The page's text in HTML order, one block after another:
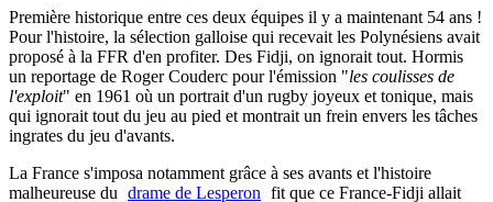
Première historique entre ces deux équipes il y a maintenant 54 ans !
Pour l'histoire, la sélection galloise qui recevait les Polynésiens avait
proposé à la FFR d'en profiter. Des Fidji, on ignorait tout. Hormis
un reportage de Roger Couderc pour l'émission "les coulisses de
l'exploit" en 1961 où un portrait d'un rugby joyeux et tonique, mais
qui ignorait tout du jeu au pied et montrait un frein envers les tâches
ingrates du jeu d'avants.
La France s'imposa notamment grâce à ses avants et l'histoire
malheureuse du drame de Lesperon fit que ce France-Fidji allait